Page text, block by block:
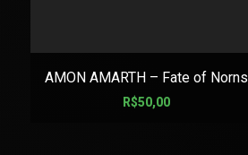
AMON AMARTH – Fate of Norns
R$50,00